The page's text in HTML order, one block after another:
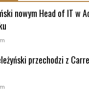
nowym Head of IT w
przechodzi z